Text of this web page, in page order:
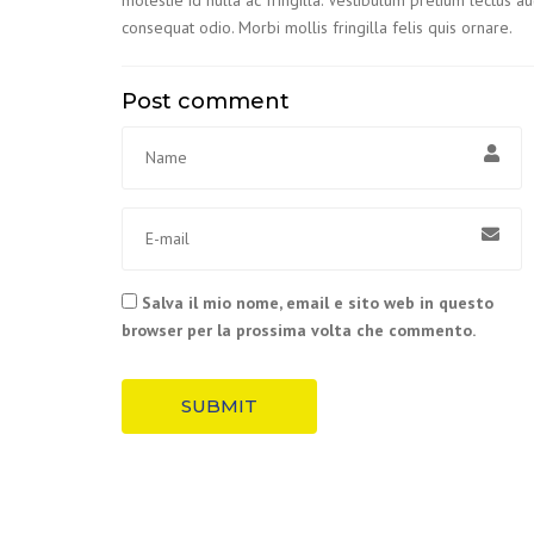
consequat odio. Morbi mollis fringilla felis quis ornare.
Post comment
Salva il mio nome, email e sito web in questo
browser per la prossima volta che commento.
SUBMIT